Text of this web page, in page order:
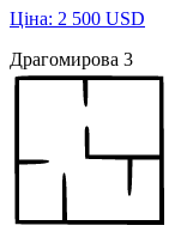
Ціна: 2 500 USD
Драгомирова 3